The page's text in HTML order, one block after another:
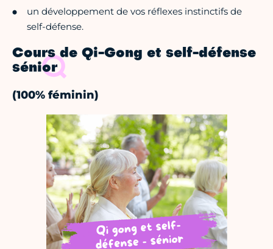
un développement de vos réflexes instinctifs de
self-défense.
Cours de Qi-Gong et self-défense
sénior
(100% féminin)